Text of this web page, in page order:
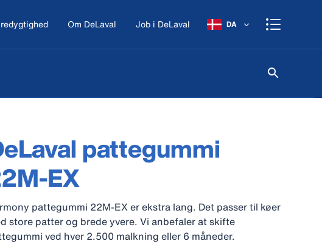
Om DeLaval Job i DeLaval DA
pattegummi
EX
pattegummi 22M-EX er ekstra lang. Det passer til køer
store patter og brede yvere. Vi anbefaler at skifte
ved hver 2.500 malkning eller 6 måneder.